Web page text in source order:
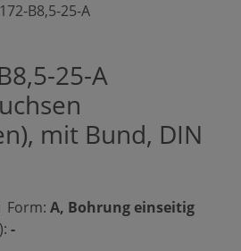
172-B8,5-25-A
25-A
mit Bund, DIN
Form: A, Bohrung einseitig
-